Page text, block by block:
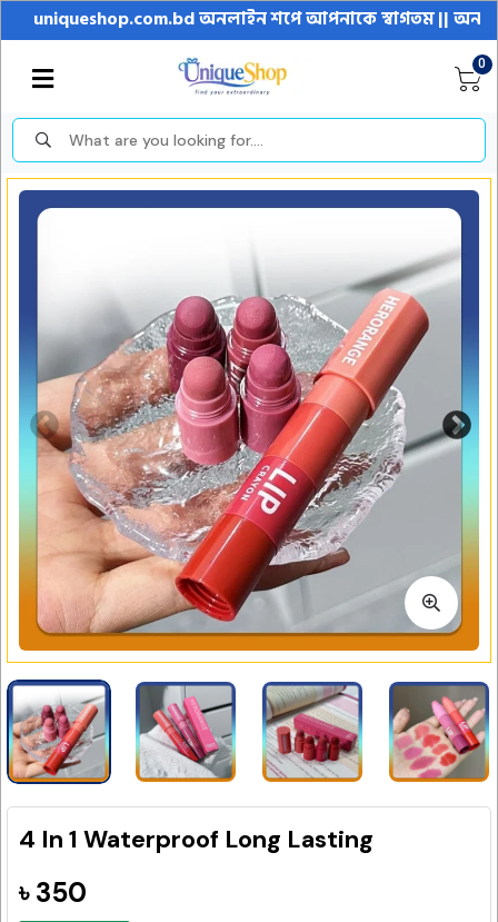
অনলাইন শপে আপনাকে স্বাগতম || অনলাইনে আস্থা
0
4 In 1 Waterproof Long Lasting
৳ 350